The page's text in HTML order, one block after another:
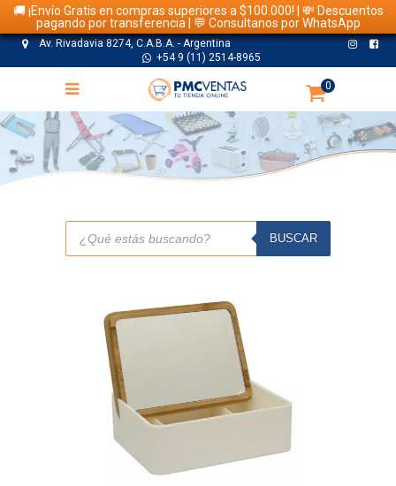
🚚 ¡Envío Gratis en compras superiores a $100.000! | 💸 Descuentos
pagando por transferencia | 💬 Consultanos por WhatsApp
Av. Rivadavia 8274, C.A.B.A. - Argentina
+54 9 (11) 2514-8965
0
TIENDA
Búsqueda
productos
BUSCAR